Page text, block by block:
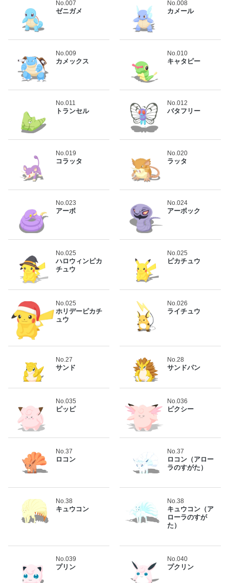
No.007
ゼニガメ
No.008
カメール
No.009
カメックス
No.010
キャタピー
No.011
トランセル
No.012
バタフリー
No.019
コラッタ
No.020
ラッタ
No.023
アーボ
No.024
アーボック
No.025
ハロウィンピカ
チュウ
No.025
ピカチュウ
No.025
ホリデーピカチ
ュウ
No.026
ライチュウ
No.27
サンド
No.28
サンドパン
No.035
ピッピ
No.036
ピクシー
No.37
ロコン
No.37
ロコン（アロー
ラのすがた）
No.38
キュウコン
No.38
キュウコン（ア
ローラのすが
た）
No.039
プリン
No.040
プクリン